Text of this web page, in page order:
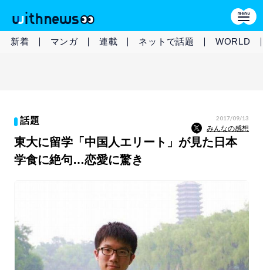
新着 マンガ 連載 ネットで話題 WORLD
話題 2017/09/13
みんなの感想
東大に留学「中国人エリート」が見た日本
学食に絶句…恋愛に驚き